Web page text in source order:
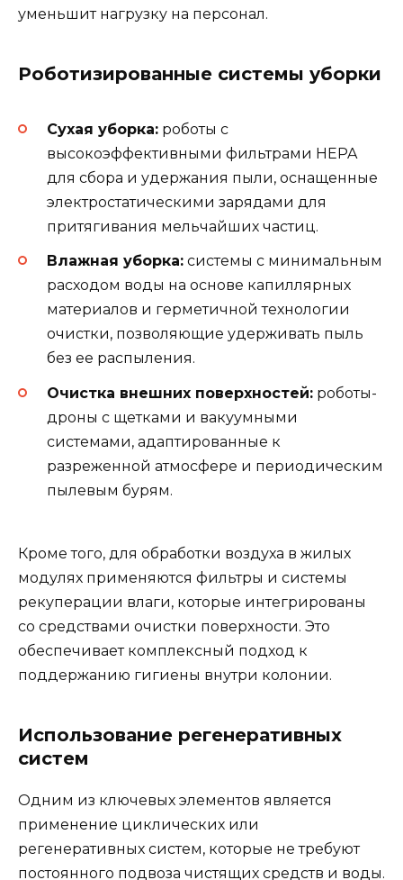
уменьшит нагрузку на персонал.
Роботизированные системы уборки
Сухая уборка: роботы с
высокоэффективными фильтрами HEPA
для сбора и удержания пыли, оснащенные
электростатическими зарядами для
притягивания мельчайших частиц.
Влажная уборка: системы с минимальным
расходом воды на основе капиллярных
материалов и герметичной технологии
очистки, позволяющие удерживать пыль
без ее распыления.
Очистка внешних поверхностей: роботы-
дроны с щетками и вакуумными
системами, адаптированные к
разреженной атмосфере и периодическим
пылевым бурям.
Кроме того, для обработки воздуха в жилых
модулях применяются фильтры и системы
рекуперации влаги, которые интегрированы
со средствами очистки поверхности. Это
обеспечивает комплексный подход к
поддержанию гигиены внутри колонии.
Использование регенеративных
систем
Одним из ключевых элементов является
применение циклических или
регенеративных систем, которые не требуют
постоянного подвоза чистящих средств и воды.